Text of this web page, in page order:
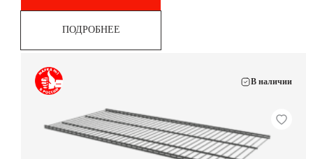
ПОДРОБНЕЕ
В наличии